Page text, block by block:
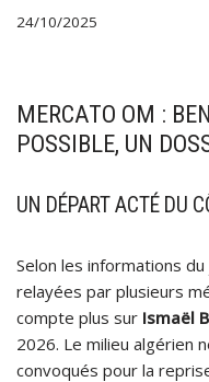
24/10/2025
MERCATO OM :
POSSIBLE, UN
UN DÉPART ACTÉ DU
Selon les informations
relayées par plusieurs
compte plus sur Ismaël
2026. Le milieu algérien
convoqués pour la